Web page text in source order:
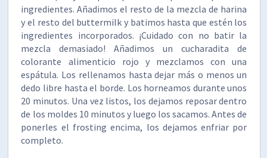
ingredientes. Añadimos el resto de la mezcla de harina
y el resto del buttermilk y batimos hasta que estén los
ingredientes incorporados. ¡Cuidado con no batir la
mezcla demasiado! Añadimos un cucharadita de
colorante alimenticio rojo y mezclamos con una
espátula. Los rellenamos hasta dejar más o menos un
dedo libre hasta el borde. Los horneamos durante unos
20 minutos. Una vez listos, los dejamos reposar dentro
de los moldes 10 minutos y luego los sacamos. Antes de
ponerles el frosting encima, los dejamos enfriar por
completo.